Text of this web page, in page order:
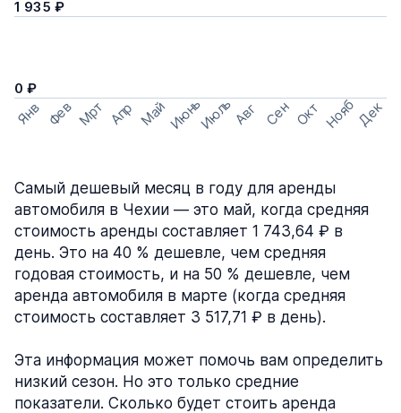
1 935 ₽
0 ₽
Янв Фев Мрт Апр МайИюньИюльАвг Сен Окт НоябДек
Самый дешевый месяц в году для аренды
автомобиля в Чехии — это май, когда средняя
стоимость аренды составляет 1 743,64 ₽ в
день. Это на 40 % дешевле, чем средняя
годовая стоимость, и на 50 % дешевле, чем
аренда автомобиля в марте (когда средняя
стоимость составляет 3 517,71 ₽ в день).
Эта информация может помочь вам определить
низкий сезон. Но это только средние
показатели. Сколько будет стоить аренда